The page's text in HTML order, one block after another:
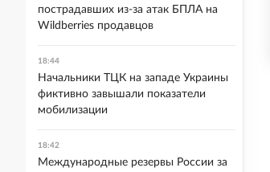
пострадавших из-за атак БПЛА на
Wildberries продавцов
18:44
Начальники ТЦК на западе Украины
фиктивно завышали показатели
мобилизации
18:42
Международные резервы России за